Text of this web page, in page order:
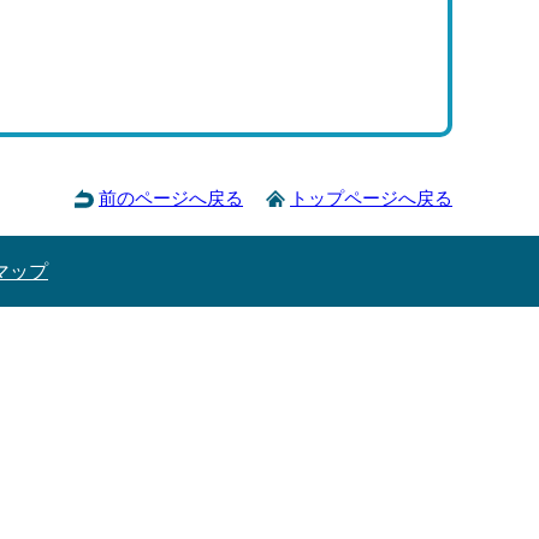
前のページへ戻る トップページへ戻る
ップ